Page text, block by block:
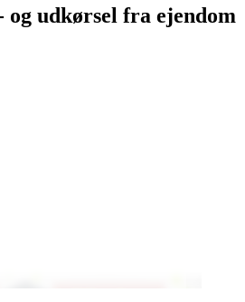
og udkørsel fra ejendom